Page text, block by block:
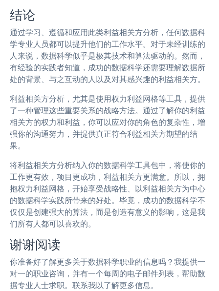
结论
通过学习、遵循和应用此类利益相关方分析，任何数据科
学专业人员都可以提升他们的工作水平。对于未经训练的
人来说，数据科学似乎是极其技术和算法驱动的。然而，
有经验的实践者知道，成功的数据科学还需要理解数据所
处的背景、与之互动的人以及对其感兴趣的利益相关方。
利益相关方分析，尤其是使用权力利益网格等工具，提供
了一种管理这些重要关系的战略方法。通过了解你的利益
相关方的权力和利益，你可以应对你的角色的复杂性，增
强你的沟通努力，并提供真正符合利益相关方期望的结
果。
将利益相关方分析纳入你的数据科学工具包中，将使你的
工作更有效，项目更成功，利益相关方更满意。所以，拥
抱权力利益网格，开始享受战略性、以利益相关方为中心
的数据科学实践所带来的好处。毕竟，成功的数据科学不
仅仅是创建强大的算法，而是创造有意义的影响，这是我
们所有人都可以喜欢的。
谢谢阅读
你准备好了解更多关于数据科学职业的信息吗？我提供一
对一的职业咨询，并有一个每周的电子邮件列表，帮助数
据专业人士求职。联系我以了解更多信息。